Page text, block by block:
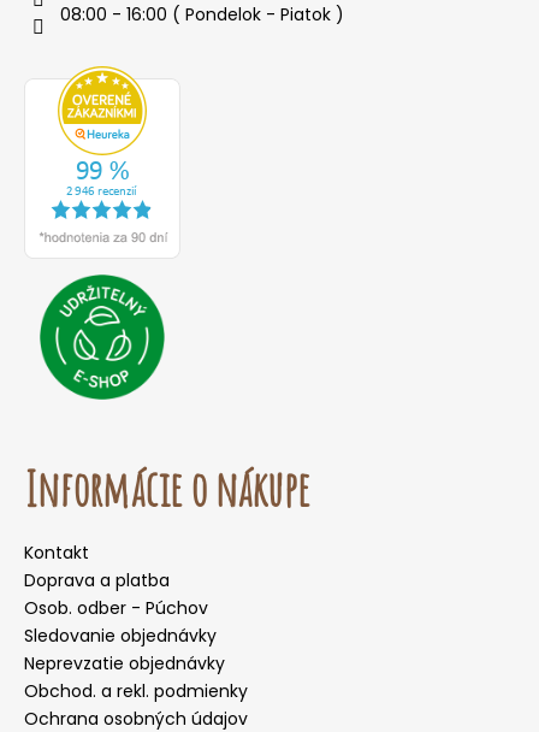
08:00 - 16:00 ( Pondelok - Piatok )
Informácie o nákupe
Kontakt
Doprava a platba
Osob. odber - Púchov
Sledovanie objednávky
Neprevzatie objednávky
Obchod. a rekl. podmienky
Ochrana osobných údajov